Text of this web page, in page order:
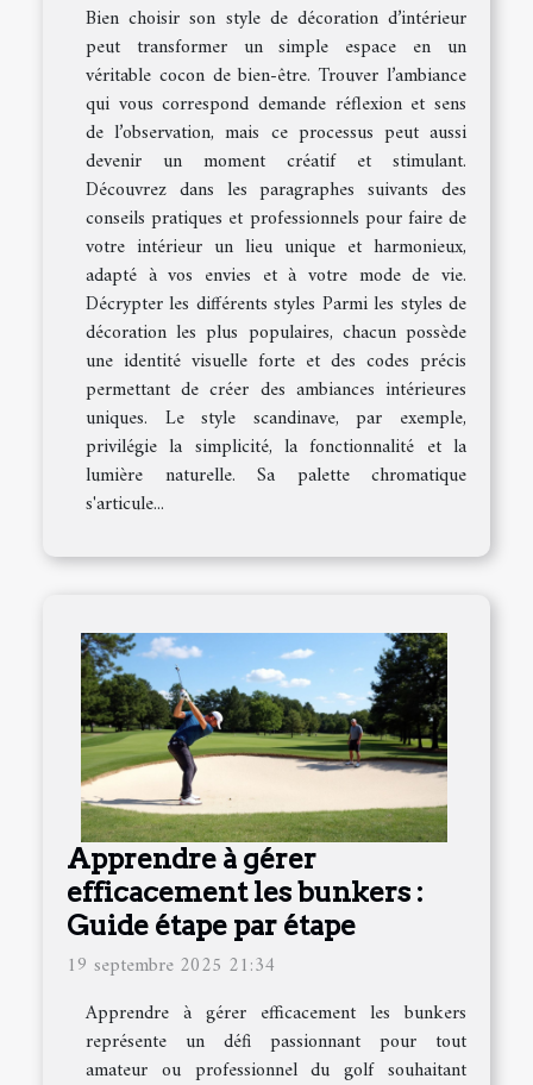
Bien choisir son style de décoration d’intérieur
peut transformer un simple espace en un
véritable cocon de bien-être. Trouver l’ambiance
qui vous correspond demande réflexion et sens
de l’observation, mais ce processus peut aussi
devenir un moment créatif et stimulant.
Découvrez dans les paragraphes suivants des
conseils pratiques et professionnels pour faire de
votre intérieur un lieu unique et harmonieux,
adapté à vos envies et à votre mode de vie.
Décrypter les différents styles Parmi les styles de
décoration les plus populaires, chacun possède
une identité visuelle forte et des codes précis
permettant de créer des ambiances intérieures
uniques. Le style scandinave, par exemple,
privilégie la simplicité, la fonctionnalité et la
lumière naturelle. Sa palette chromatique
s'articule...
Apprendre à gérer
efficacement les bunkers :
Guide étape par étape
19 septembre 2025 21:34
Apprendre à gérer efficacement les bunkers
représente un défi passionnant pour tout
amateur ou professionnel du golf souhaitant